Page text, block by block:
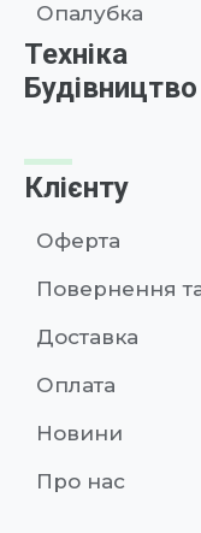
Опалубка
Техніка
Будівництво
Клієнту
Оферта
Повернення та
Доставка
Оплата
Новини
Про нас